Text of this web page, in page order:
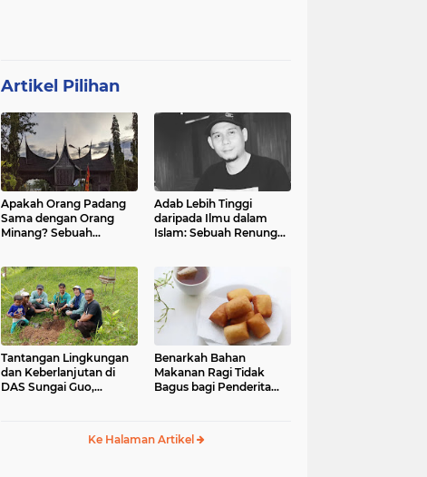
Artikel Pilihan
Apakah Orang Padang
Sama dengan Orang
Minang? Sebuah
Adab Lebih Tinggi
daripada Ilmu dalam
Islam: Sebuah Renungan
Tantangan Lingkungan
dan Keberlanjutan di
DAS Sungai Guo,
Benarkah Bahan
Makanan Ragi Tidak
Bagus bagi Penderita
Ke Halaman Artikel